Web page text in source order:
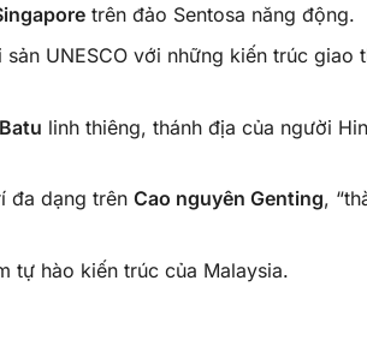
trên đảo Sentosa năng động.
sản UNESCO với những kiến trúc giao
linh thiêng, thánh địa của người
đa dạng trênCao nguyên Genting,
tự hào kiến trúc của Malaysia.